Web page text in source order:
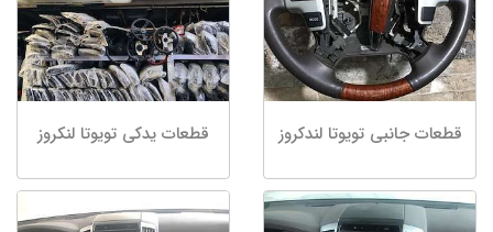
قطعات جانبی تویوتا لندکروز قطعات یدکی تویوتا لنکروز